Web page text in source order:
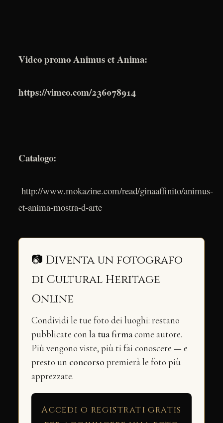
Video promo Animus et Anima:
https://vimeo.com/236078914
Catalogo:
http://www.mokazine.com/read/ginaaffinito/animus-
et-anima-mostra-d-arte
📷 Diventa un fotografo
di Cultural Heritage
Online
Condividi le tue foto dei luoghi: restano
pubblicate con la tua firmacome autore.
Più vengono viste, più ti fai conoscere — e
presto un concorso premierà le foto più
apprezzate.
Accedi o registrati gratis